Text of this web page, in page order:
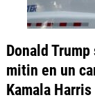
Donald
mitin en un
Kamala